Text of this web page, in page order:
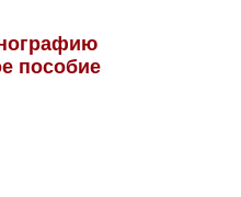
пособие